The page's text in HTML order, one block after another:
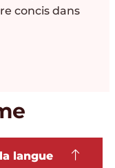
concis dans
langue